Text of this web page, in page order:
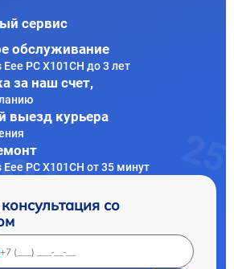
сервис
обслуживание
Eee PC X101CH до 3 лет
за наш счет,
выезд курьера
Eee PC X101CH от 35 минут
со